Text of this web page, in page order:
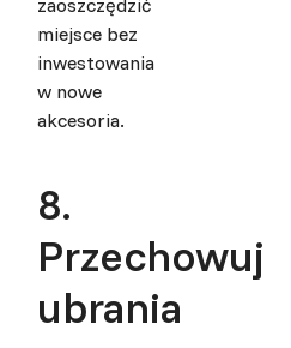
zaoszczędzić
miejsce bez
inwestowania
w nowe
akcesoria.
8.
Przechowuj
ubrania